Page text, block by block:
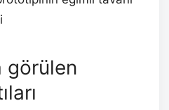
görülen